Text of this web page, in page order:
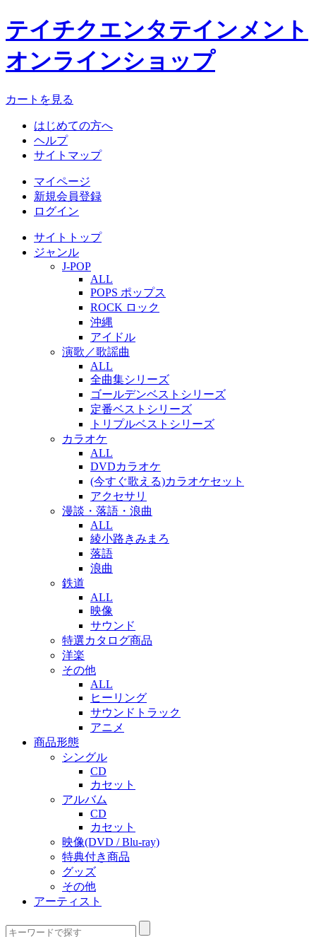
テイチクエンタテインメント
オンラインショップ
カートを見る
はじめての方へ
ヘルプ
サイトマップ
マイページ
新規会員登録
ログイン
サイトトップ
ジャンル
J-POP
ALL
POPS ポップス
ROCK ロック
沖縄
アイドル
演歌／歌謡曲
ALL
全曲集シリーズ
ゴールデンベストシリーズ
定番ベストシリーズ
トリプルベストシリーズ
カラオケ
ALL
DVDカラオケ
(今すぐ歌える)カラオケセット
アクセサリ
漫談・落語・浪曲
ALL
綾小路きみまろ
落語
浪曲
鉄道
ALL
映像
サウンド
特選カタログ商品
洋楽
その他
ALL
ヒーリング
サウンドトラック
アニメ
商品形態
シングル
CD
カセット
アルバム
CD
カセット
映像(DVD / Blu-ray)
特典付き商品
グッズ
その他
アーティスト